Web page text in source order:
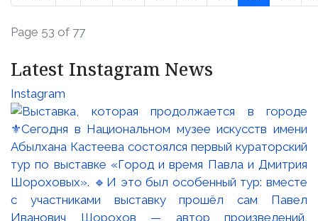
Page 53 of 77
Latest Instagram News
Instagram